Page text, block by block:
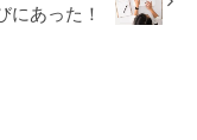
にあった！